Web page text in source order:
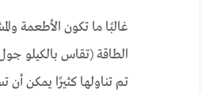
غالبًا ما تكون الأطعمة
الطاقة (تقاس بالكيلو
تم تناولها كثيرًا يمكن